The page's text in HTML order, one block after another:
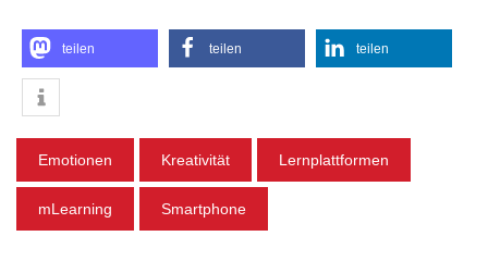
teilen teilen teilen
Emotionen Kreativität Lernplattformen
mLearning Smartphone